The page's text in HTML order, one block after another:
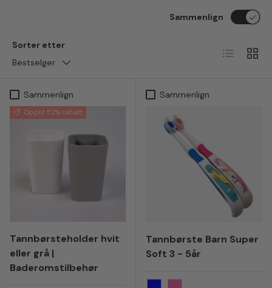
Sorter etter
Bestselger
Sammenlign
Liste
Sammenlign
Opptil 52% rabatt
Tannbørsteholder hvit
eller grå |
Baderomstilbehør
Sammenlign
Tannbørste Barn Super
Soft 3 - 5år